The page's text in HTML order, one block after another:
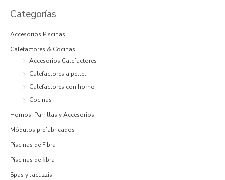
Categorías
Accesorios Piscinas
Calefactores & Cocinas
Accesorios Calefactores
Calefactores a pellet
Calefactores con horno
Cocinas
Hornos, Parrillas y Accesorios
Módulos prefabricados
Piscinas de Fibra
Piscinas de fibra
Spas y Jacuzzis